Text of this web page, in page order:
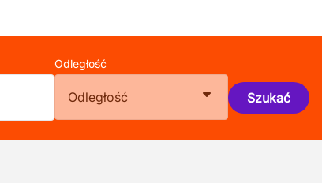
Odległość
Odległość Szukać